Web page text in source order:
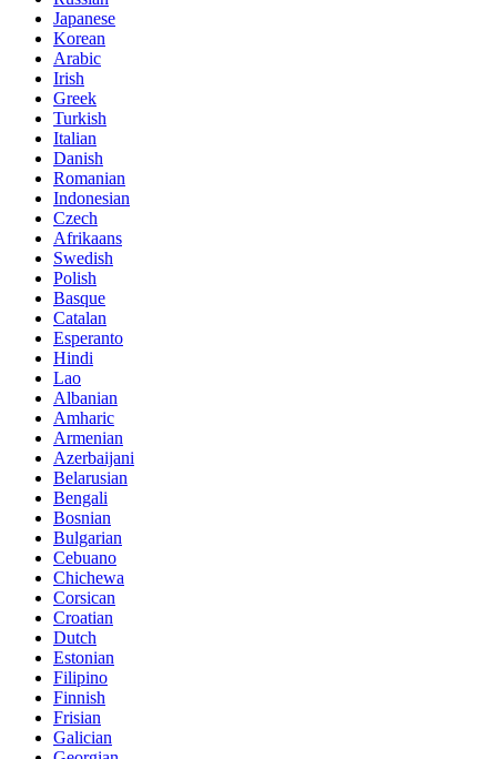
Japanese
Korean
Arabic
Irish
Greek
Turkish
Italian
Danish
Romanian
Indonesian
Czech
Afrikaans
Swedish
Polish
Basque
Catalan
Esperanto
Hindi
Lao
Albanian
Amharic
Armenian
Azerbaijani
Belarusian
Bengali
Bosnian
Bulgarian
Cebuano
Chichewa
Corsican
Croatian
Dutch
Estonian
Filipino
Finnish
Frisian
Galician